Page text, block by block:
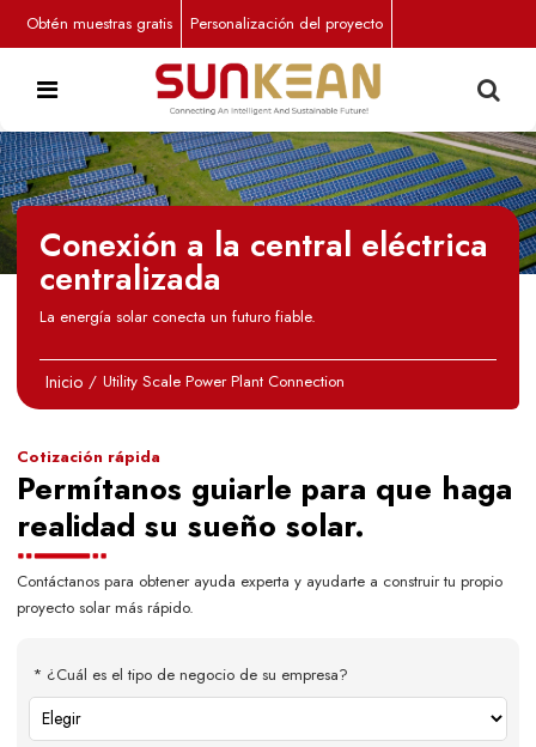
Obtén muestras gratis Personalización del proyecto
Conexión a la central eléctrica
centralizada
La energía solar conecta un futuro fiable.
Inicio / Utility Scale Power Plant Connection
Cotización rápida
Permítanos guiarle para que haga
realidad su sueño solar.
Contáctanos para obtener ayuda experta y ayudarte a construir tu propio
proyecto solar más rápido.
¿Cuál es el tipo de negocio de su empresa?